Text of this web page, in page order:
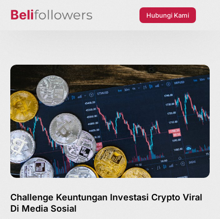
Hubungi Kami
Challenge Keuntungan Investasi Crypto Viral
Di Media Sosial